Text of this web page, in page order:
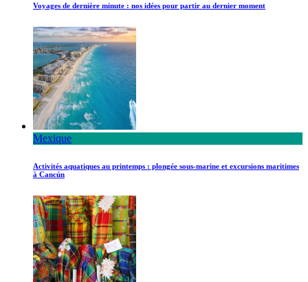
Voyages de dernière minute : nos idées pour partir au dernier moment
Mexique
Activités aquatiques au printemps : plongée sous-marine et excursions maritimes
à Cancún